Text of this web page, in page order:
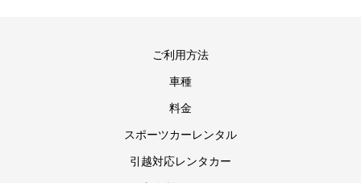
ご利用方法
車種
料金
スポーツカーレンタル
引越対応レンタカー